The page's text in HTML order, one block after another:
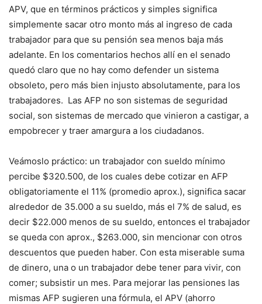
APV, que en términos prácticos y simples significa
simplemente sacar otro monto más al ingreso de cada
trabajador para que su pensión sea menos baja más
adelante. En los comentarios hechos allí en el senado
quedó claro que no hay como defender un sistema
obsoleto, pero más bien injusto absolutamente, para los
trabajadores. Las AFP no son sistemas de seguridad
social, son sistemas de mercado que vinieron a castigar, a
empobrecer y traer amargura a los ciudadanos.
Veámoslo práctico: un trabajador con sueldo mínimo
percibe $320.500, de los cuales debe cotizar en AFP
obligatoriamente el 11% (promedio aprox.), significa sacar
alrededor de 35.000 a su sueldo, más el 7% de salud, es
decir $22.000 menos de su sueldo, entonces el trabajador
se queda con aprox., $263.000, sin mencionar con otros
descuentos que pueden haber. Con esta miserable suma
de dinero, una o un trabajador debe tener para vivir, con
comer; subsistir un mes. Para mejorar las pensiones las
mismas AFP sugieren una fórmula, el APV (ahorro